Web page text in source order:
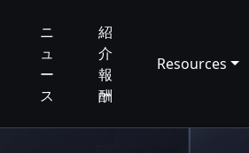
ニ
ュ
ー
ス
紹
介
報
酬
Resources